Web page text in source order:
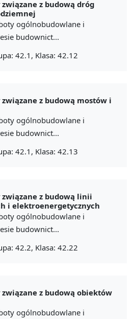
związane z budową dróg
ogólnobudowlane i
budownict...
42.1, Klasa: 42.12
związane z budową mostów i
ogólnobudowlane i
budownict...
42.1, Klasa: 42.13
związane z budową linii
i elektroenergetycznych
ogólnobudowlane i
budownict...
42.2, Klasa: 42.22
związane z budową obiektów
ogólnobudowlane i